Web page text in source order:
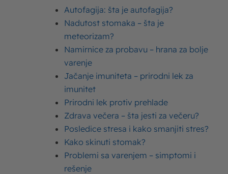
Autofagija: šta je autofagija?
Nadutost stomaka – šta je
meteorizam?
Namirnice za probavu – hrana za bolje
varenje
Jačanje imuniteta – prirodni lek za
imunitet
Prirodni lek protiv prehlade
Zdrava večera – šta jesti za večeru?
Posledice stresa i kako smanjiti stres?
Kako skinuti stomak?
Problemi sa varenjem – simptomi i
rešenje
Kisela pavlaka Moja Kravica
Jogurt Moja Kravica
Mleko Moja Kravica